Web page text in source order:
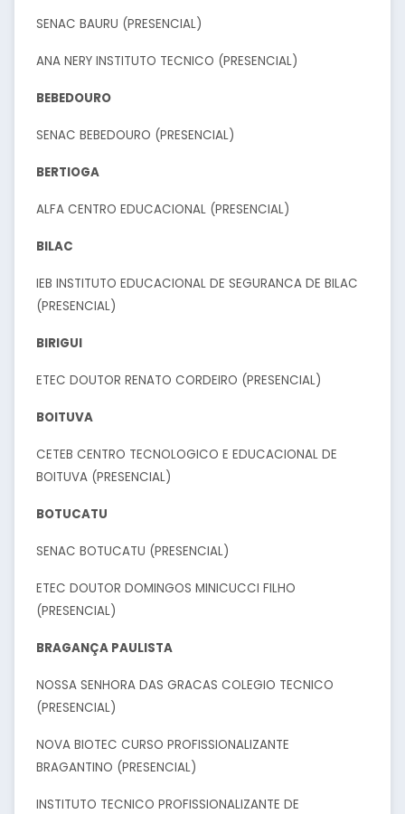
SENAC BAURU (PRESENCIAL)
ANA NERY INSTITUTO TECNICO (PRESENCIAL)
BEBEDOURO
SENAC BEBEDOURO (PRESENCIAL)
BERTIOGA
ALFA CENTRO EDUCACIONAL (PRESENCIAL)
BILAC
IEB INSTITUTO EDUCACIONAL DE SEGURANCA DE BILAC
(PRESENCIAL)
BIRIGUI
ETEC DOUTOR RENATO CORDEIRO (PRESENCIAL)
BOITUVA
CETEB CENTRO TECNOLOGICO E EDUCACIONAL DE
BOITUVA (PRESENCIAL)
BOTUCATU
SENAC BOTUCATU (PRESENCIAL)
ETEC DOUTOR DOMINGOS MINICUCCI FILHO
(PRESENCIAL)
BRAGANÇA PAULISTA
NOSSA SENHORA DAS GRACAS COLEGIO TECNICO
(PRESENCIAL)
NOVA BIOTEC CURSO PROFISSIONALIZANTE
BRAGANTINO (PRESENCIAL)
INSTITUTO TECNICO PROFISSIONALIZANTE DE